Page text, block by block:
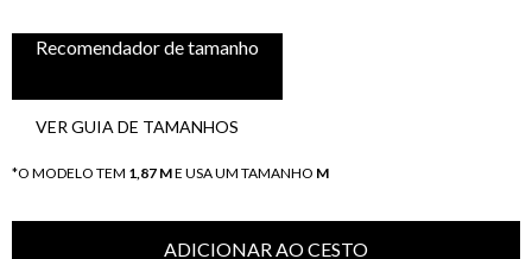
Recomendador de tamanho
VER GUIA DE TAMANHOS
*O MODELO TEM 1,87 ME USA UM TAMANHO M
ADICIONAR AO CESTO